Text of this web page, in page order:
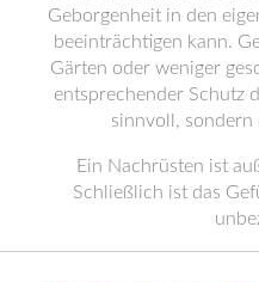
Geborgenheit in den
beeinträchtigen kann.
Gärten oder weniger
entsprechender Schutz
sinnvoll,
Ein Nachrüsten ist
Schließlich ist das